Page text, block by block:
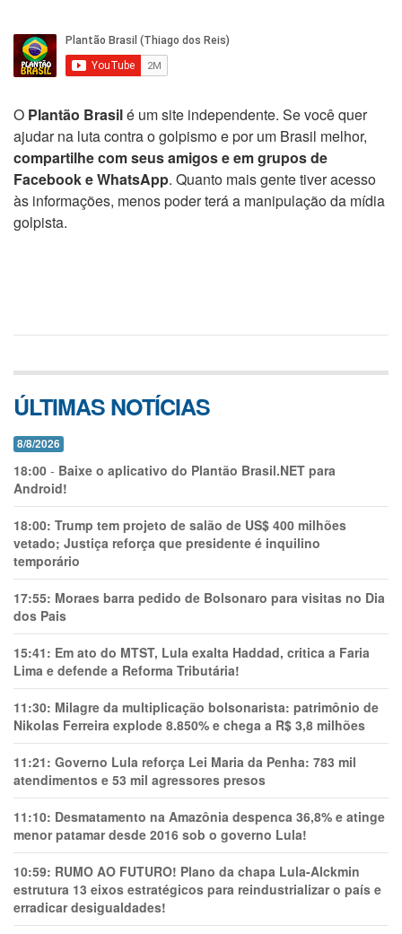
O Plantão Brasilé um site independente. Se você quer
ajudar na luta contra o golpismo e por um Brasil melhor,
compartilhe com seus amigos e em grupos de
Facebook e WhatsApp. Quanto mais gente tiver acesso
às informações, menos poder terá a manipulação da mídia
golpista.
ÚLTIMAS NOTÍCIAS
8/8/2026
18:00 - Baixe o aplicativo do Plantão Brasil.NET para
Android!
18:00: Trump tem projeto de salão de US$ 400 milhões
vetado; Justiça reforça que presidente é inquilino
temporário
17:55: Moraes barra pedido de Bolsonaro para visitas no Dia
dos Pais
15:41: Em ato do MTST, Lula exalta Haddad, critica a Faria
Lima e defende a Reforma Tributária!
11:30: Milagre da multiplicação bolsonarista: patrimônio de
Nikolas Ferreira explode 8.850% e chega a R$ 3,8 milhões
11:21: Governo Lula reforça Lei Maria da Penha: 783 mil
atendimentos e 53 mil agressores presos
11:10: Desmatamento na Amazônia despenca 36,8% e atinge
menor patamar desde 2016 sob o governo Lula!
10:59: RUMO AO FUTURO! Plano da chapa Lula-Alckmin
estrutura 13 eixos estratégicos para reindustrializar o país e
erradicar desigualdades!